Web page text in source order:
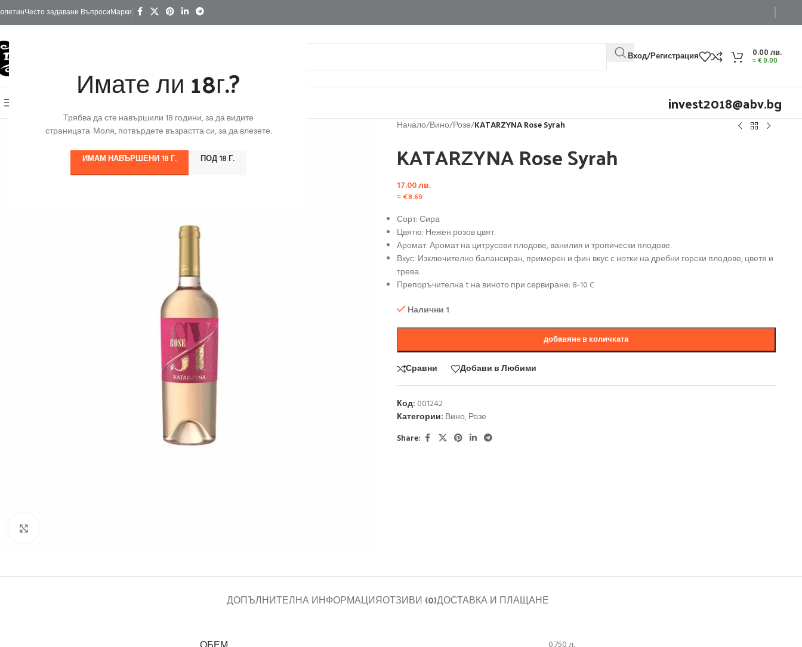
Имате ли 18г.?
Трябва да сте навършили 18 години, за да видите
страницата. Моля, потвърдете възрастта си, за да влезете.
ИМАМ НАВЪРШЕНИ 18 Г. ПОД 18 Г.
Често задавани ВъпросиМарки
Вход/Регистрация 0.00лв.
≈€0.00
invest2018@abv.bg
Начало/Вино/Розе/KATARZYNA Rose Syrah
KATARZYNA Rose Syrah
17.00лв.
≈€8.69
Сорт: Сира
Цвятю: Нежен розов цвят.
Аромат: Аромат на цитрусови плодове, ванилия и тропически плодове.
Вкус: Изключително балансиран, примерен и фин вкус с нотки на дребни горски плодове, цветя и
трева.
Препоръчителна t на виното при сервиране: 8-10 C
Налични 1
добавяне в количката
Сравни Добави в Любими
Код: 001242
Категории: Вино,Розе
Share:
ДОПЪЛНИТЕЛНА ИНФОРМАЦИЯОТЗИВИ (0)ДОСТАВКА И ПЛАЩАНЕ